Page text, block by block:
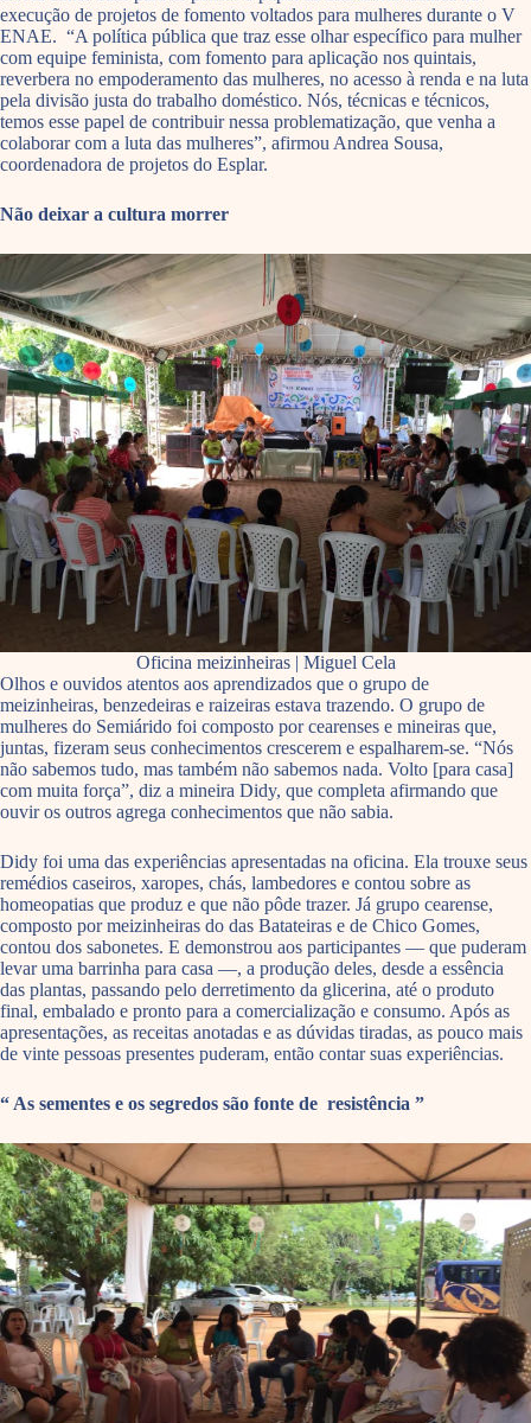
execução de projetos de fomento voltados para mulheres durante o V
ENAE. “A política pública que traz esse olhar específico para mulher
com equipe feminista, com fomento para aplicação nos quintais,
reverbera no empoderamento das mulheres, no acesso à renda e na luta
pela divisão justa do trabalho doméstico. Nós, técnicas e técnicos,
temos esse papel de contribuir nessa problematização, que venha a
colaborar com a luta das mulheres”, afirmou Andrea Sousa,
coordenadora de projetos do Esplar.
Não deixar a cultura morrer
Oficina meizinheiras | Miguel Cela
Olhos e ouvidos atentos aos aprendizados que o grupo de
meizinheiras, benzedeiras e raizeiras estava trazendo. O grupo de
mulheres do Semiárido foi composto por cearenses e mineiras que,
juntas, fizeram seus conhecimentos crescerem e espalharem-se. “Nós
não sabemos tudo, mas também não sabemos nada. Volto [para casa]
com muita força”, diz a mineira Didy, que completa afirmando que
ouvir os outros agrega conhecimentos que não sabia.
Didy foi uma das experiências apresentadas na oficina. Ela trouxe seus
remédios caseiros, xaropes, chás, lambedores e contou sobre as
homeopatias que produz e que não pôde trazer. Já grupo cearense,
composto por meizinheiras do das Batateiras e de Chico Gomes,
contou dos sabonetes. E demonstrou aos participantes — que puderam
levar uma barrinha para casa —, a produção deles, desde a essência
das plantas, passando pelo derretimento da glicerina, até o produto
final, embalado e pronto para a comercialização e consumo. Após as
apresentações, as receitas anotadas e as dúvidas tiradas, as pouco mais
de vinte pessoas presentes puderam, então contar suas experiências.
“ As sementes e os segredos são fonte de resistência ”